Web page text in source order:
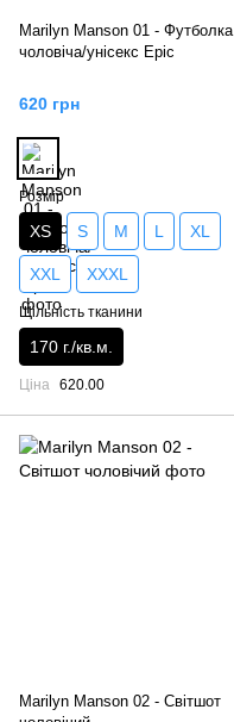
Marilyn Manson 01 - Футболка
чоловіча/унісекс Epic
620 грн
Розмір
XS S M L XL
XXL XXXL
Щільність тканини
170 г./кв.м.
Ціна 620.00
Marilyn Manson 02 - Світшот